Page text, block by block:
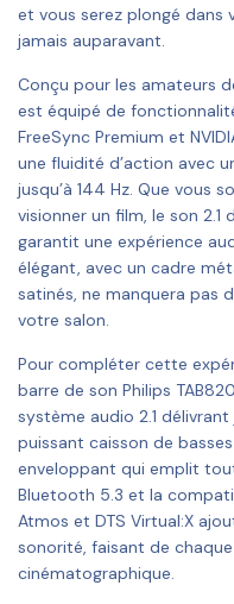
et vous serez plongé dans
jamais auparavant.
Conçu pour les amateurs
est équipé de
FreeSync Premium et
une fluidité d’action avec
jusqu’à 144 Hz. Que vous
visionner un film, le son
garantit une expérience
élégant, avec un cadre
satinés, ne manquera pas
votre salon.
Pour compléter cette
barre de son Philips
système audio 2.1
puissant caisson de
enveloppant qui emplit
Bluetooth 5.3 et la
Atmos et DTS Virtual:X
sonorité, faisant de
cinématographique.